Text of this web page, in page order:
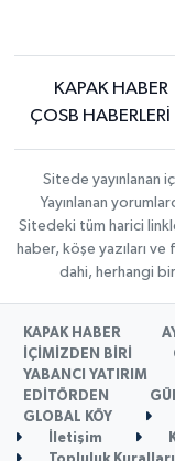
KAPAK HABER
ÇOSB HABERLERİ
Sitede yayınlanan
Yayınlanan
Sitedeki tüm harici
haber, köşe yazıları
dahi, herhangi
KAPAK HABER
İÇİMİZDEN BİRİ
YABANCI YATIRIM
EDİTÖRDEN
GLOBAL KÖY
İletişim